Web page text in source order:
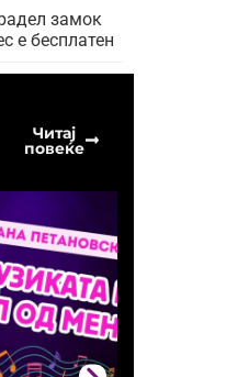
замок
е бесплатен
Читај
повеќе